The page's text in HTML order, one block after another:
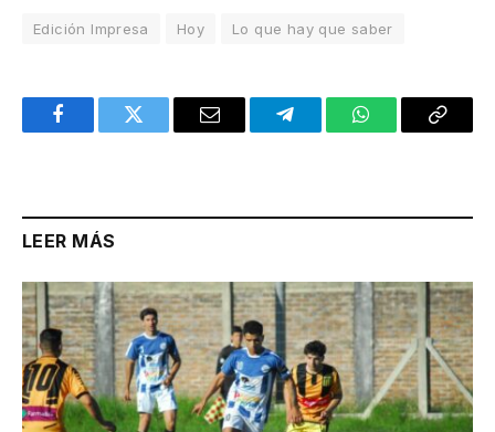
Edición Impresa Hoy Lo que hay que saber
FacebookTwitter Email TelegramWhatsAppCopy
LEER MÁS